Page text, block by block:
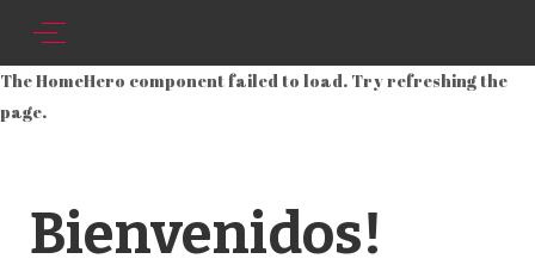
The HomeHero component failed to load. Try refreshing the
page.
Bienvenidos!